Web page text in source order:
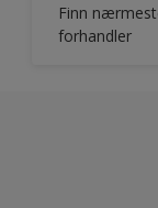
Finn
forhandler